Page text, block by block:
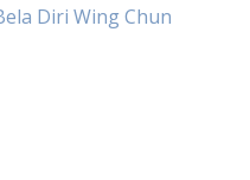
Diri Wing Chun